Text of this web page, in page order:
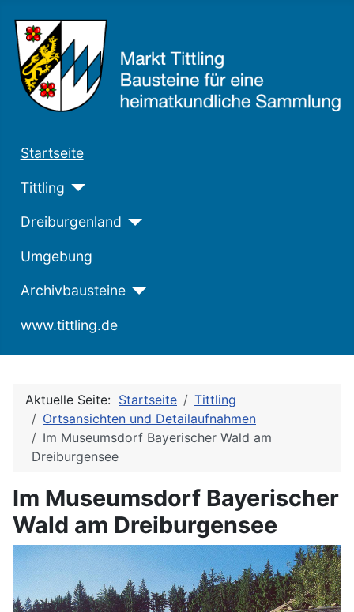
Startseite
Tittling
Dreiburgenland
Umgebung
Archivbausteine
www.tittling.de
Aktuelle Seite: Startseite
Tittling
Ortsansichten und Detailaufnahmen
Im Museumsdorf Bayerischer Wald am
Dreiburgensee
Im Museumsdorf Bayerischer
Wald am Dreiburgensee